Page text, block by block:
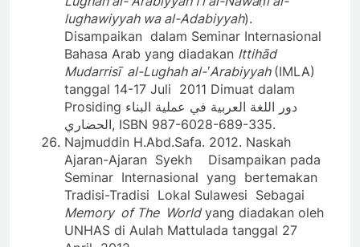
lughawiyyah wa al-Adabiyyah).
Disampaikan dalam Seminar Internasional
Bahasa Arab yang diadakan Ittihād
Mudarrisī al-Lughah al-ʽArabiyyah (IMLA)
tanggal 14-17 Juli 2011 Dimuat dalam
Prosiding دور اللغة العربية في عملية البناء
الحضاري, ISBN 987-6028-689-335.
Najmuddin H.Abd.Safa. 2012. Naskah
Ajaran-Ajaran Syekh Disampaikan pada
Seminar Internasional yang bertemakan
Tradisi-Tradisi Lokal Sulawesi Sebagai
Memory of The Worldyang diadakan oleh
UNHAS di Aulah Mattulada tanggal 27